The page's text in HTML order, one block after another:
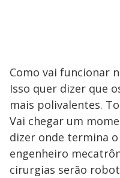
Como vai funcionar
Isso quer dizer que
mais polivalentes.
Vai chegar um
dizer onde termina
engenheiro
cirurgias serão